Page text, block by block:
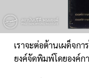
เราจะต่อต้านเผด็จก
ยงค์จัดพิมพ์โดยองค์ก